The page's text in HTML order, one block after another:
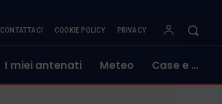
CONTATTACI COOKIE POLICY PRIVACY
I miei antenati Meteo
Case e …